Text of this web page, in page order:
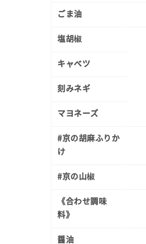
ごま油
塩胡椒
キャベツ
刻みネギ
マヨネーズ
#京の胡麻ふりか
け
#京の山椒
《合わせ調味
料》
醤油